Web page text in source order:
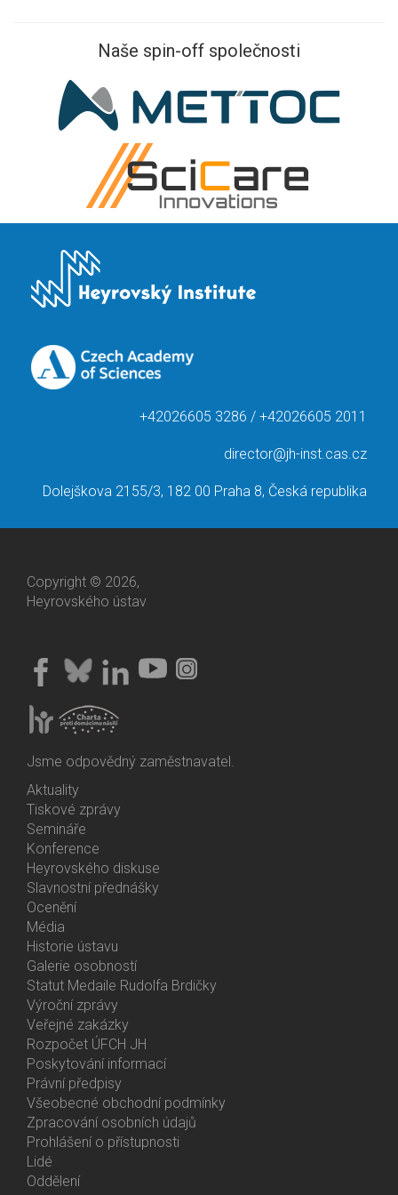
Naše spin-off společnosti
+42026605 3286 / +42026605 2011
director@jh-inst.cas.cz
Dolejškova 2155/3, 182 00 Praha 8, Česká republika
Copyright © 2026,
Heyrovského ústav
Jsme odpovědný zaměstnavatel.
Bottom
Menu
Activities
Aktuality
Tiskové zprávy
Semináře
Konference
Heyrovského diskuse
Slavnostní přednášky
Ocenění
Média
Historie ústavu
Galerie osobností
Statut Medaile Rudolfa Brdičky
Bottom
Menu
About
Us
Výroční zprávy
Veřejné zakázky
Rozpočet ÚFCH JH
Poskytování informací
Právní předpisy
Všeobecné obchodní podmínky
Zpracování osobních údajů
Prohlášení o přístupnosti
Bottom
Lidé
Oddělení